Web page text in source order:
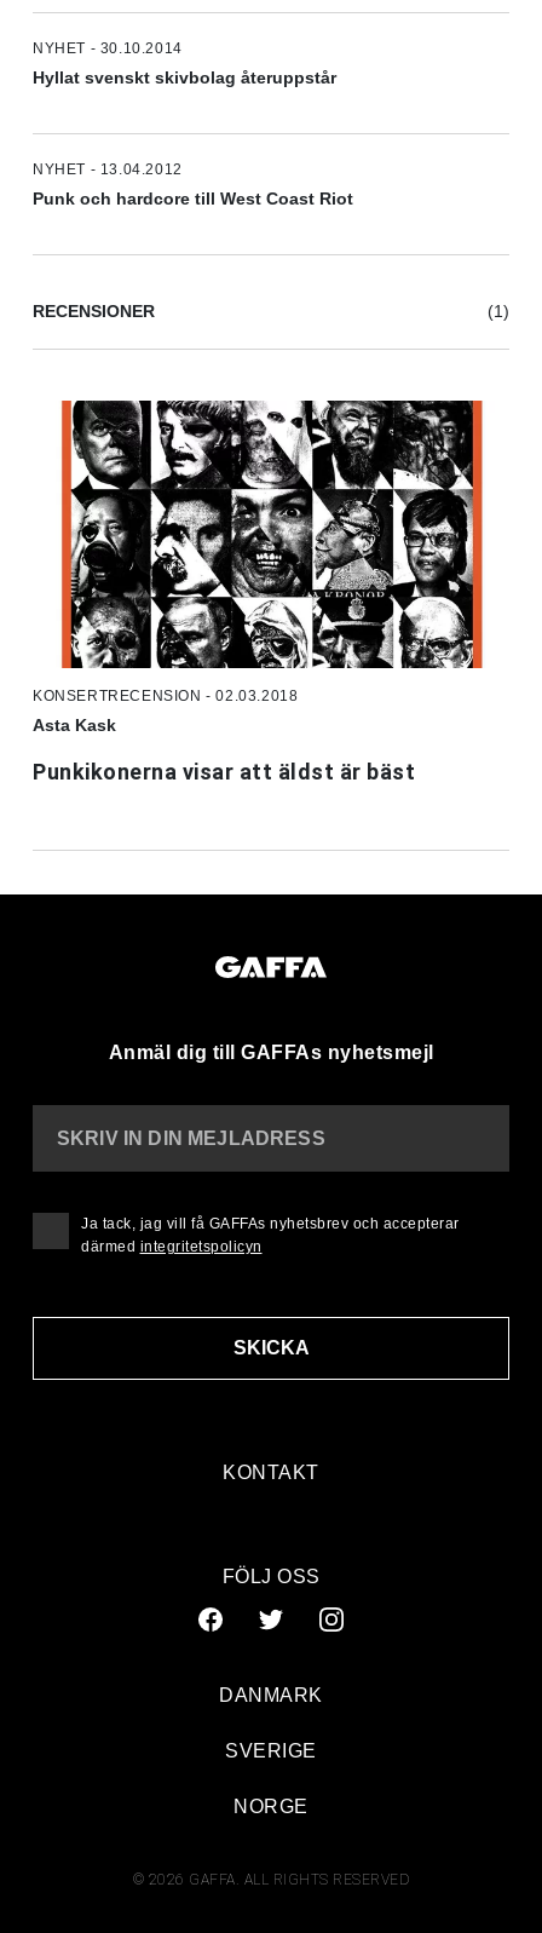
NYHET - 30.10.2014
Hyllat svenskt skivbolag återuppstår
NYHET - 13.04.2012
Punk och hardcore till West Coast Riot
RECENSIONER (1)
KONSERTRECENSION - 02.03.2018
Asta Kask
Punkikonerna visar att äldst är bäst
Anmäl dig till GAFFAs nyhetsmejl
KONTAKT
SKRIV IN DIN MEJLADRESS
SKICKA
Ja tack, jag vill få GAFFAs nyhetsbrev och accepterar
därmed integritetspolicyn
FÖLJ OSS
© 2026 GAFFA. ALL RIGHTS RESERVED
DANMARK
SVERIGE
NORGE